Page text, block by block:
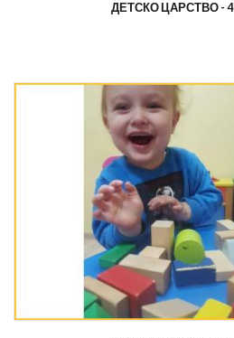
ДЕТСКО ЦАРСТВО - 4